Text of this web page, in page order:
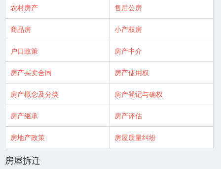
农村房产 售后公房
商品房 小产权房
户口政策 房产中介
房产买卖合同 房产使用权
房产概念及分类 房产登记与确权
房产继承 房产评估
房地产政策 房屋质量纠纷
房屋拆迁